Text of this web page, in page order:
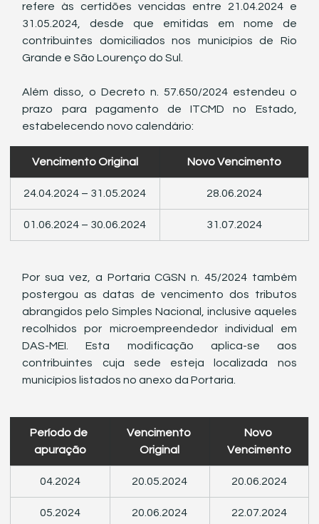
refere às certidões vencidas entre 21.04.2024 e
31.05.2024, desde que emitidas em nome de
contribuintes domiciliados nos municípios de Rio
Grande e São Lourenço do Sul.
Além disso, o Decreto n. 57.650/2024 estendeu o
prazo para pagamento de ITCMD no Estado,
estabelecendo novo calendário:
Vencimento Original Novo Vencimento
24.04.2024 – 31.05.2024 28.06.2024
01.06.2024 – 30.06.2024 31.07.2024
Por sua vez, a Portaria CGSN n. 45/2024 também
postergou as datas de vencimento dos tributos
abrangidos pelo Simples Nacional, inclusive aqueles
recolhidos por microempreendedor individual em
DAS-MEI. Esta modificação aplica-se aos
contribuintes cuja sede esteja localizada nos
municípios listados no anexo da Portaria.
Período de
apuração
Vencimento
Original
Novo
Vencimento
04.2024 20.05.2024 20.06.2024
05.2024 20.06.2024 22.07.2024